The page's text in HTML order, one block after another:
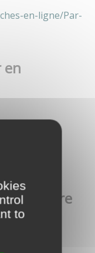
to
en-ligne/Par-
en